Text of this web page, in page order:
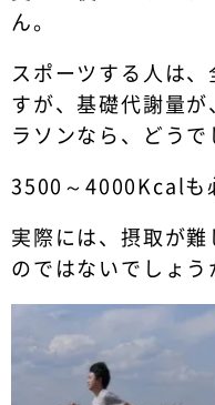
ん。
スポーツする人は
すが、基礎代謝量
ラソンなら、どうで
3500～4000Kcalも
実際には、摂取が
のではないでしょう